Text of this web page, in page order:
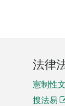
法律
憲制性
搜法易